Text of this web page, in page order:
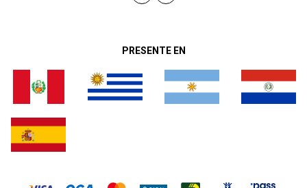
PRESENTE EN